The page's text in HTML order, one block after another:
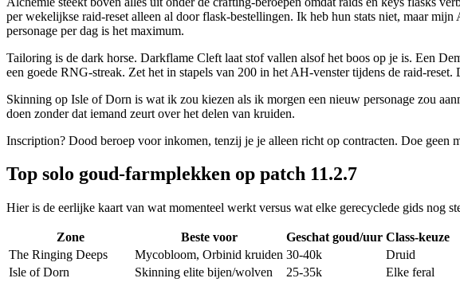
per wekelijkse raid-reset alleen al door flask-bestellingen. Ik heb hun stats niet, maar
personage per dag is het maximum.
Tailoring is de dark horse. Darkflame Cleft laat stof vallen alsof het boos op je is. Een
een goede RNG-streak. Zet het in stapels van 200 in het AH-venster tijdens de raid-reset.
Skinning op Isle of Dorn is wat ik zou kiezen als ik morgen een nieuw personage zou
doen zonder dat iemand zeurt over het delen van kruiden.
Inscription? Dood beroep voor inkomen, tenzij je je alleen richt op contracten. Doe geen
Top solo goud-farmplekken op patch 11.2.7
Hier is de eerlijke kaart van wat momenteel werkt versus wat elke gerecyclede gids nog
Zone Beste voor Geschat goud/uur Class-keuze
The Ringing Deeps
Mycobloom, Orbinid kruiden 30-40k
Druid
Isle of Dorn
Skinning elite bijen/wolven 25-35k
Elke feral